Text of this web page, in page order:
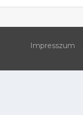
Impresszum